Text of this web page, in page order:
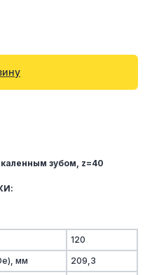
зубом, z=40
120
мм
209,3